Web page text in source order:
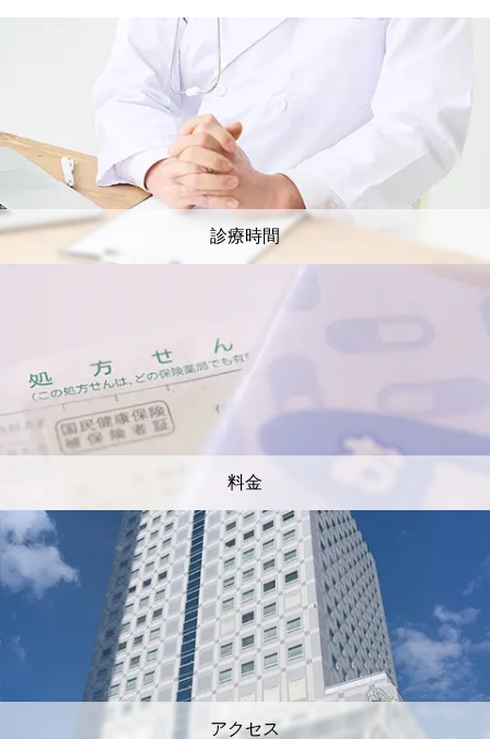
診療時間
料金
アクセス